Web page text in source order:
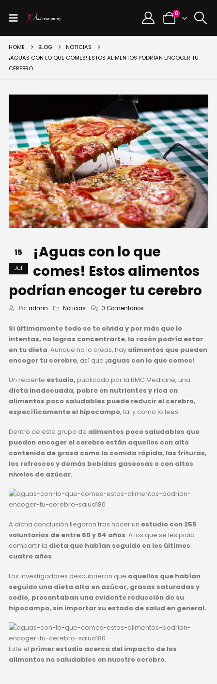
0
HOME BLOG
NOTICIAS
¡AGUAS CON LO QUE COMES! ESTOS ALIMENTOS PODRÍAN ENCOGER TU
CEREBRO
15
Jul
¡Aguas con lo que
comes! Estos alimentos
podrían encoger tu cerebro
Por admin Noticias 0 Comentarios
Si últimamente todo se te olvida y por más que lo
intentas, no logras concentrarte, la razón podría estar
en tu dieta. Aunque no lo creas, hayalimentos que pueden
encoger tu cerebro, así que ¡aguas con lo que comes!
Un reciente estudio, publicado por la BMC Medicine, una
dieta inadecuada, pobre en nutrientes y rica en
alimentos poco saludables puede reducir el cerebro,
específicamente el hipocampo, tal y como lo lees.
Dentro de este grupo de alimentos poco saludables que
pueden encoger el cerebro están aquellos con alto
contenido de grasa como la comida rápida, las frituras,
los refrescos y demás bebidas gaseosas o con altos
niveles de azúcar.
A dicha conclusión llegaron tras hacer un estudio con 255
voluntarios de entre 60 y 64 años. A los que se les pidió
compartir la dieta que habían seguido en los últimos
cuatro años.
Los investigadores descubrieron que aquellos que habían
seguido una dieta alta en azúcar, grasas saturadas y
sodio, presentaban una evidente reducción de su
hipocampo, sin importar su estado de salud en general.
Este el primer estudio acerca del impacto de los
alimentos no saludables en nuestro cerebro.